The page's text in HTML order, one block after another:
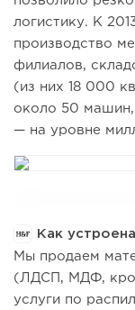
логистику. К
производство
филиалов,
(из них 18 000
около 50
— на уровне
Как
Мы продаем
(ЛДСП, МДФ,
услуги по